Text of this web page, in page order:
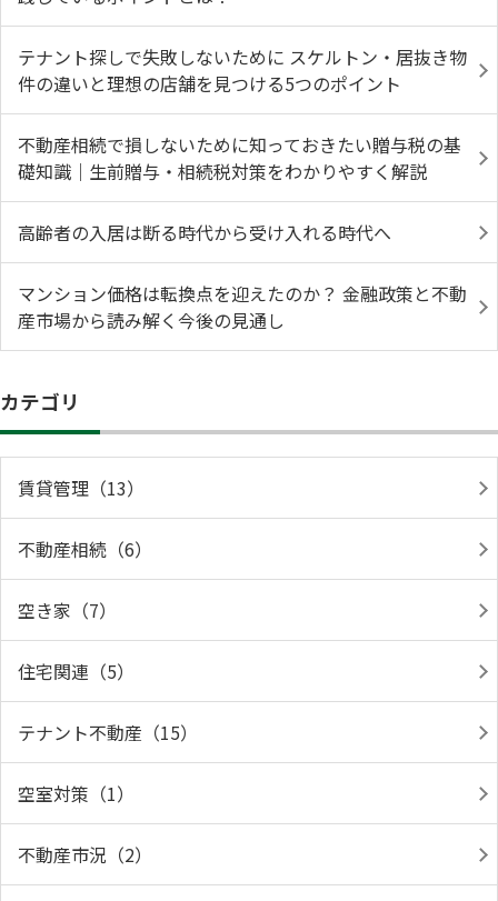
テナント探しで失敗しないために スケルトン・居抜き物
件の違いと理想の店舗を見つける5つのポイント
不動産相続で損しないために知っておきたい贈与税の基
礎知識｜生前贈与・相続税対策をわかりやすく解説
高齢者の入居は断る時代から受け入れる時代へ
マンション価格は転換点を迎えたのか？ 金融政策と不動
産市場から読み解く今後の見通し
カテゴリ
賃貸管理（13）
不動産相続（6）
空き家（7）
住宅関連（5）
テナント不動産（15）
空室対策（1）
不動産市況（2）